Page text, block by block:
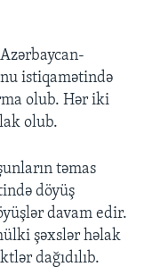
istiqamətində
olub. Hər iki
olub.
təmas
döyüş
davam edir.
şəxslər həlak
dağıdılıb.